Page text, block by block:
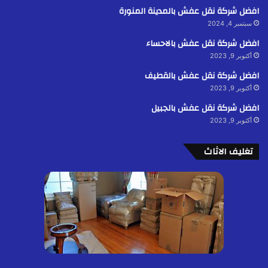
افضل شركة نقل عفش بالمدينة المنورة
سبتمبر 4, 2024
افضل شركة نقل عفش بالاحساء
أكتوبر 9, 2023
افضل شركة نقل عفش بالقطيف
أكتوبر 9, 2023
افضل شركة نقل عفش بالجبيل
أكتوبر 9, 2023
تغليف الاثاث